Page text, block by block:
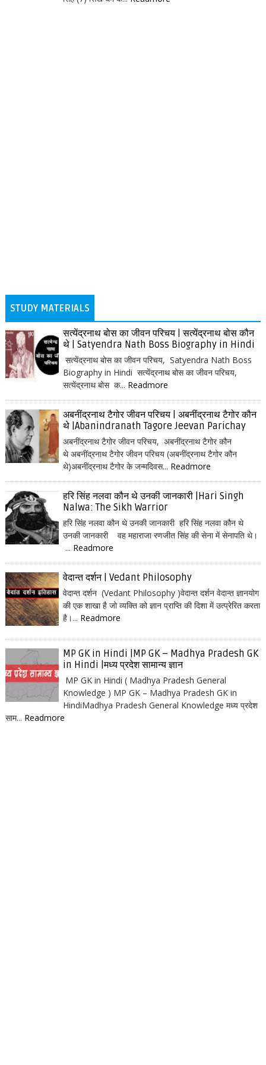
STUDY MATERIALS
सत्येंद्रनाथ बोस का जीवन परिचय | सत्येंद्रनाथ बोस कौन
थे | Satyendra Nath Boss Biography in Hindi
सत्येंद्रनाथ बोस का जीवन परिचय, Satyendra Nath Boss
Biography in Hindi सत्येंद्रनाथ बोस का जीवन परिचय,
सत्येंद्रनाथ बोस क... Readmore
अबनींद्रनाथ टैगोर जीवन परिचय | अबनींद्रनाथ टैगोर कौन
थे |Abanindranath Tagore Jeevan Parichay
अबनींद्रनाथ टैगोर जीवन परिचय, अबनींद्रनाथ टैगोर कौन
थे अबनींद्रनाथ टैगोर जीवन परिचय (अबनींद्रनाथ टैगोर कौन
थे)अबनींद्रनाथ टैगोर के जन्मदिवस... Readmore
हरि सिंह नलवा कौन थे उनकी जानकारी |Hari Singh
Nalwa: The Sikh Warrior
हरि सिंह नलवा कौन थे उनकी जानकारी हरि सिंह नलवा कौन थे
उनकी जानकारी वह महाराजा रणजीत सिंह की सेना में सेनापति थे।
... Readmore
वेदान्त दर्शन | Vedant Philosophy
वेदान्त दर्शन (Vedant Philosophy )वेदान्त दर्शन वेदान्त ज्ञानयोग
की एक शाखा है जो व्यक्ति को ज्ञान प्राप्ति की दिशा में उत्प्रेरित करता
है।... Readmore
MP GK in Hindi |MP GK – Madhya Pradesh GK
in Hindi |मध्य प्रदेश सामान्य ज्ञान
MP GK in Hindi ( Madhya Pradesh General
Knowledge ) MP GK – Madhya Pradesh GK in
HindiMadhya Pradesh General Knowledge मध्य प्रदेश
साम... Readmore